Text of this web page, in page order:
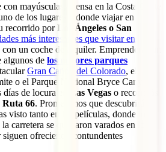
mayúsculas, piensa en la Costa Oeste
de los lugares a donde viajar en
recorrido porLos Ángeles o San
más interesantes que visitar en
un coche de alquiler. Emprenderás un
algunos de los mejores parques
Gran Cañón del Colorado, el
o el Parque Nacional Bryce Canyon,
días de locura en
Las Vegas o recorrerás
Ruta 66. Prometemos que descubrirás
visto tanto en las películas, donde los
carretera se quedaron varados en los
siguen ofreciendo contundentes